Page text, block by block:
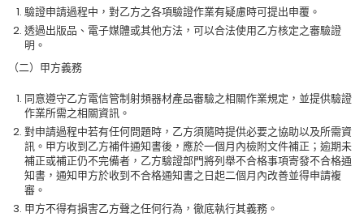
驗證申請過程中，對乙方之各項驗證作業有疑慮時可提出申覆。
透過出版品、電子媒體或其他方法，可以合法使用乙方核定之審驗證
明。
（二）甲方義務
同意遵守乙方電信管制射頻器材產品審驗之相關作業規定，並提供驗證
作業所需之相關資訊。
對申請過程中若有任何問題時，乙方須隨時提供必要之協助以及所需資
訊。甲方收到乙方補件通知書後，應於一個月內檢附文件補正；逾期未
補正或補正仍不完備者，乙方驗證部門將列舉不合格事項寄發不合格通
知書，通知甲方於收到不合格通知書之日起二個月內改善並得申請複
審。
甲方不得有損害乙方聲之任何行為，徹底執行其義務。